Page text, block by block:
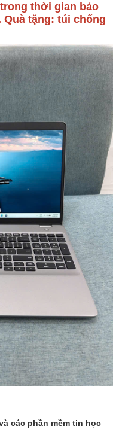
thời gian bảo
Quà tặng: túi chống
các phần mềm tin học